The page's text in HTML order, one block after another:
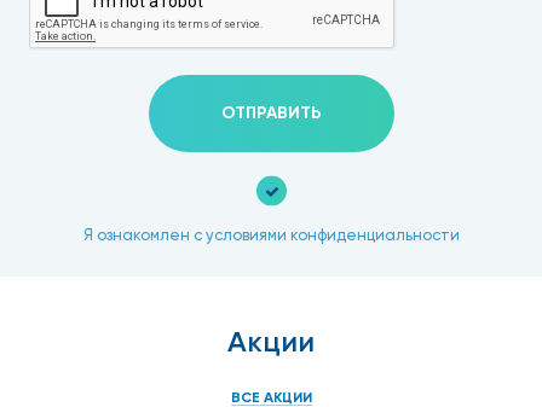
ОТПРАВИТЬ
Я ознакомлен с условиями конфиденциальности
Акции
ВСЕ АКЦИИ